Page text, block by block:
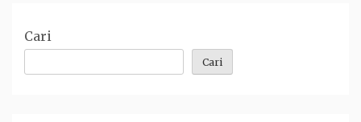
Cari
Cari